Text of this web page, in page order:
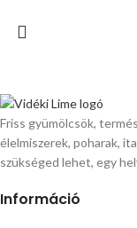
Friss gyümölcsök,
élelmiszerek, poharak,
szükséged lehet, egy
Információ